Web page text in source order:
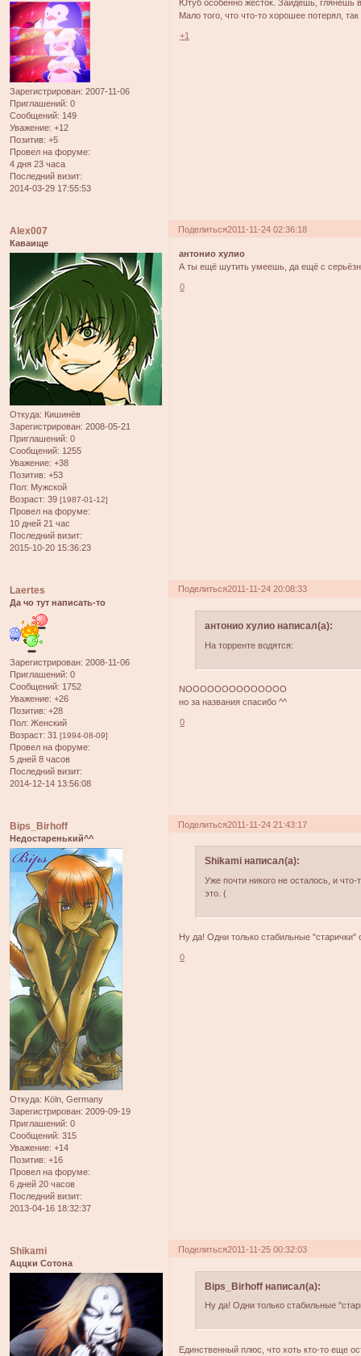
Зарегистрирован: 2007-11-06
Приглашений: 0
Сообщений: 149
Уважение: +12
Позитив: +5
Провел на форуме:
4 дня 23 часа
Последний визит:
2014-03-29 17:55:53
Ютуб особенно жесток. Зайдешь, глянешь
Мало того, что что-то хорошее потерял,
+1
Поделиться2011-11-24 02:36:18
Alex007
Каваище
Откуда: Кишинёв
Зарегистрирован: 2008-05-21
Приглашений: 0
Сообщений: 1255
Уважение: +38
Позитив: +53
Пол: Мужской
Возраст: 39 [1987-01-12]
Провел на форуме:
10 дней 21 час
Последний визит:
2015-10-20 15:36:23
антонио хулио
А ты ещё шутить умеешь, да ещё с
0
Поделиться2011-11-24 20:08:33
Laertes
Да чо тут написать-то
Зарегистрирован: 2008-11-06
Приглашений: 0
Сообщений: 1752
Уважение: +26
Позитив: +28
Пол: Женский
Возраст: 31 [1994-08-09]
Провел на форуме:
5 дней 8 часов
Последний визит:
2014-12-14 13:56:08
антонио хулио написал(а):
На торренте водятся:
NOOOOOOOOOOOOOO
но за названия спасибо ^^
0
Поделиться2011-11-24 21:43:17
Bips_Birhoff
Недостаренький^^
Откуда: Köln, Germany
Зарегистрирован: 2009-09-19
Приглашений: 0
Сообщений: 315
Уважение: +14
Позитив: +16
Провел на форуме:
6 дней 20 часов
Последний визит:
2013-04-16 18:32:37
Shikami написал(а):
Уже почти никого не осталось, и
это. (
Ну да! Одни только стабильные "старички"
0
Поделиться2011-11-25 00:32:03
Shikami
Аццки Сотона
Bips_Birhoff написал(а):
Ну да! Одни только стабильные
Единственный плюс, что хоть кто-то еще